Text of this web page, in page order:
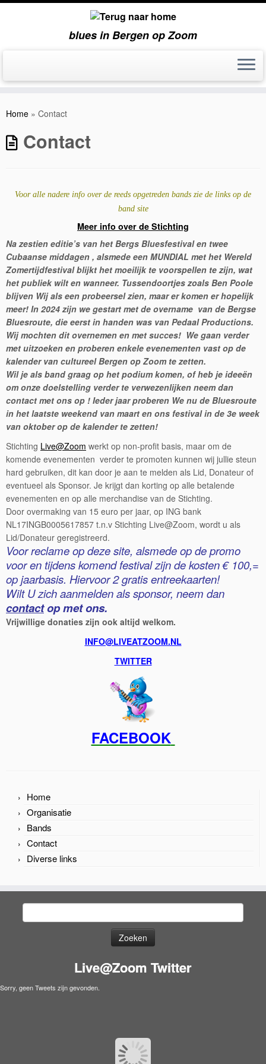
naar
blues in Bergen op Zoom
Home » Contact
Contact
Voor alle nadere info over de reeds opgetreden bands zie de links op de
band site
Meer info over de Stichting
Na zestien editie’s van het Bergs Bluesfestival en twee
Cubaanse middagen , alsmede een MUNDIAL met het Wereld
Zomertijdfestival blijkt het moeilijk te voorspellen te zijn, wat
het publiek wilt en wanneer. Tussendoortjes zoals Ben Poole
blijven Wij als een probeersel zien, maar er komen er hopelijk
meer! In 2024 zijn we gestart met de overname van de Bergse
Bluesroute, die eerst in handen was van Pedaal Productions.
Wij mochten dit overnemen en met succes! We gaan verder
met uitzoeken en proberen enkele evenementen vast op de
kalender van cultureel Bergen op Zoom te zetten.
Wil je als band graag op het podium komen, of heb je ideeën
om onze doelstelling verder te verwezenlijken neem dan
contact met ons op ! Ieder jaar proberen We nu de Bluesroute
in het laatste weekend van maart en ons festival in de 3e week
van oktober op de kalender te zetten!
Stichting Live@Zoom werkt op non-profit basis, maar om de
komende evenementen verder te promoten kunnen wij jullie steun
hard gebruiken, dit kan door je aan te melden als Lid, Donateur of
eventueel als Sponsor. Je krijgt dan korting op alle betalende
evenementen en op alle merchandise van de Stichting.
Door overmaking van 15 euro per jaar, op ING bank
NL17INGB0005617857 t.n.v Stichting Live@Zoom, wordt u als
Lid/Donateur geregistreerd.
Voor reclame op deze site, alsmede op de promo
voor en tijdens komend festival zijn de kosten € 100,=
op jaarbasis. Hiervoor 2 gratis entreekaarten!
Wilt U zich aanmelden als sponsor, neem dan
contactop met ons.
Vrijwillige donaties zijn ook altijd welkom.
INFO@LIVEATZOOM.NL
TWITTER
FACEBOOK
Home
Organisatie
Bands
Contact
Diverse links
Live@Zoom Twitter
Sorry, geen Tweets zijn gevonden.